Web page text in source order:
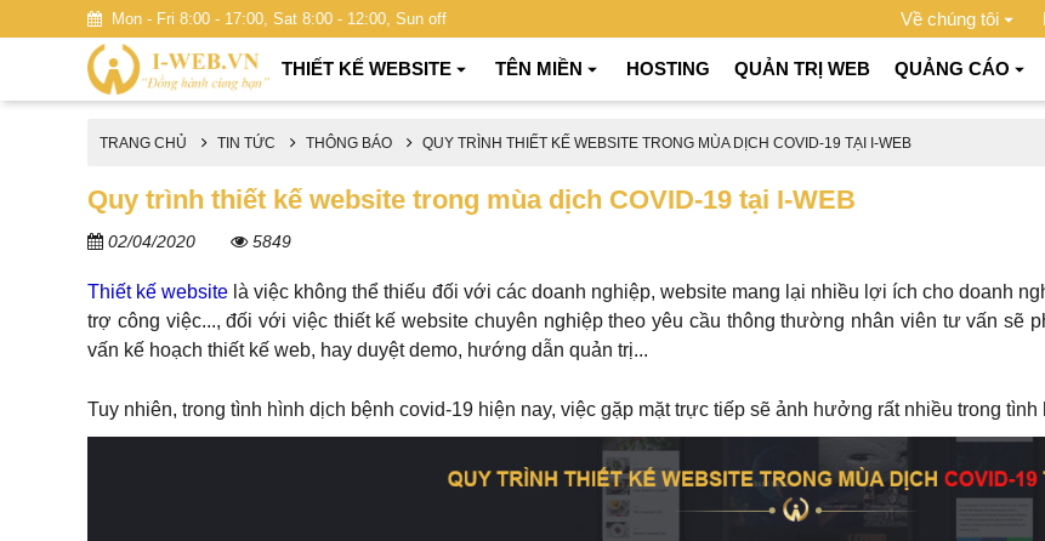
Mon - Fri 8:00 - 17:00, Sat 8:00 - 12:00, Sun off Về chúng tôi
THIẾT KẾ WEBSITE TÊN MIỀN HOSTING QUẢN TRỊ WEB QUẢNG CÁO
TRANG CHỦ TIN TỨC THÔNG BÁO QUY TRÌNH THIẾT KẾ WEBSITE TRONG MÙA DỊCH COVID-19 TẠI I-WEB
Quy trình thiết kế website trong mùa dịch COVID-19 tại I-WEB
02/04/2020 5849
Thiết kế website là việc không thể thiếu đối với các doanh nghiệp, website mang lại nhiều lợi ích cho doanh
trợ công việc..., đối với việc thiết kế website chuyên nghiệp theo yêu cầu thông thường nhân viên tư vấn sẽ
vấn kế hoạch thiết kế web, hay duyệt demo, hướng dẫn quản trị...
Tuy nhiên, trong tình hình dịch bệnh covid-19 hiện nay, việc gặp mặt trực tiếp sẽ ảnh hưởng rất nhiều trong